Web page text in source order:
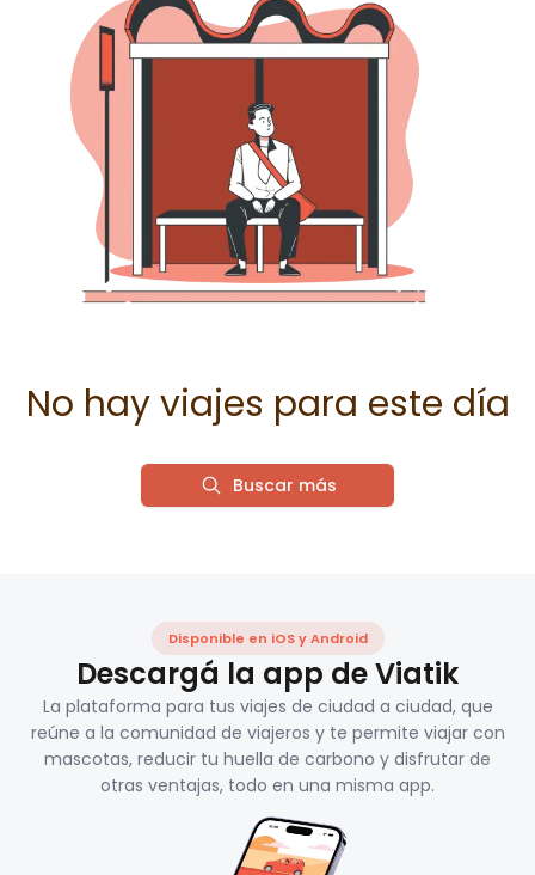
No hay viajes para este día
Buscar más
Disponible en iOS y Android
Descargá la app de Viatik
La plataforma para tus viajes de ciudad a ciudad, que
reúne a la comunidad de viajeros y te permite viajar con
mascotas, reducir tu huella de carbono y disfrutar de
otras ventajas, todo en una misma app.